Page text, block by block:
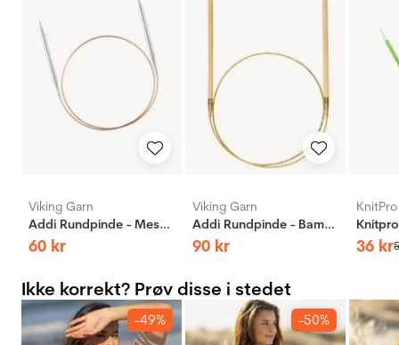
Viking Garn
Addi Rundpinde - Messing
60 kr
Viking Garn
Addi Rundpinde - Bambus
90 kr
KnitPro
36 kr
Ikke korrekt? Prøv disse i stedet
-49% -50%